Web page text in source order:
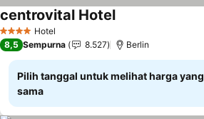
4 BintangHotel
centrovital HotelLihat harga
8,5 Sempurna 8.527 Berlin
Pilih tanggal untuk melihat harga yang
sama